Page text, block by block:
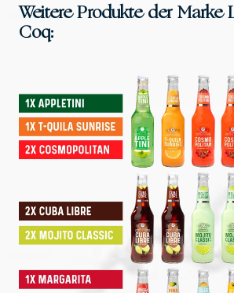
Weitere Produkte der Marke
Coq: